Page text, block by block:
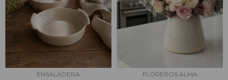
ENSALADERA FLOREROS ALMA